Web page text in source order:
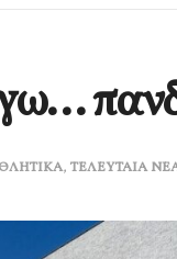
, ΤΕΛΕΥΤΑΙΑ